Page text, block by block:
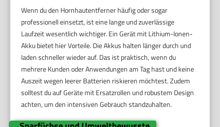
Wenn du den Hornhautentferner häufig oder sogar
professionell einsetzt, ist eine lange und zuverlässige
Laufzeit wesentlich wichtiger. Ein Gerät mit Lithium-Ionen-
Akku bietet hier Vorteile. Die Akkus halten länger durch und
laden schneller wieder auf. Das ist praktisch, wenn du
mehrere Kunden oder Anwendungen am Tag hast und keine
Auszeit wegen leerer Batterien riskieren möchtest. Zudem
solltest du auf Geräte mit Ersatzrollen und robustem Design
achten, um den intensiven Gebrauch standzuhalten.